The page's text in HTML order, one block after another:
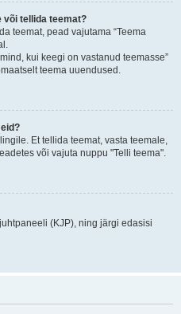
või tellida teemat?
teemat, pead vajutama “Teema
kui keegi on vastanud teemasse”
teema uuendused.
Et tellida teemat, vasta teemale,
või vajuta nuppu "Telli teema".
(KJP), ning järgi edasisi